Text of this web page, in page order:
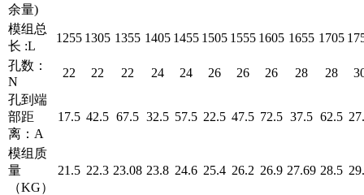
余量)
模组总
长 :L
1255 1305 1355 1405 1455 1505 1555 1605 1655 1705
孔数：
N
22 22 22 24 24 26 26 26 28 28
孔到端
部距
离：A
17.5 42.5 67.5 32.5 57.5 22.5 47.5 72.5 37.5 62.5
模组质
量
（KG）
21.5 22.3 23.08 23.8 24.6 25.4 26.2 26.9 27.69 28.5